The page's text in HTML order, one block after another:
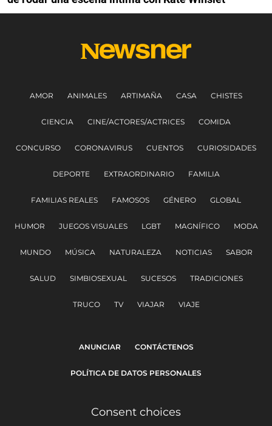
AMOR ANIMALES ARTIMAÑA CASA CHISTES
CIENCIA CINE/ACTORES/ACTRICES COMIDA
CONCURSO CORONAVIRUS CUENTOS CURIOSIDADES
DEPORTE EXTRAORDINARIO FAMILIA
FAMILIAS REALES FAMOSOS GÉNERO GLOBAL
HUMOR JUEGOS VISUALES LGBT MAGNÍFICO MODA
MUNDO MÚSICA NATURALEZA NOTICIAS SABOR
SALUD SIMBIOSEXUAL SUCESOS TRADICIONES
TRUCO TV VIAJAR VIAJE
ANUNCIAR CONTÁCTENOS
POLÍTICA DE DATOS PERSONALES
Consent choices